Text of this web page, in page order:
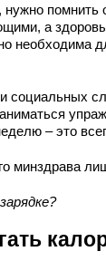
помнить
а
необходима
и социальных
– это
минздрава